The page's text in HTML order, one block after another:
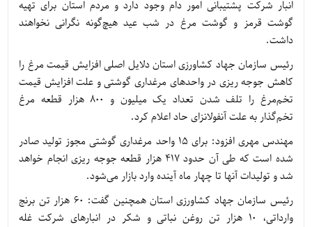
انبار شرکت پشتیبانی امور دام وجود دارد و مردم استان برای تهیه
گوشت قرمز و گوشت مرغ در شب عید هیچ‌گونه نگرانی نخواهند
داشت.
رئیس سازمان جهاد کشاورزی استان دلایل اصلی افزایش قیمت مرغ را
کاهش جوجه ریزی در واحدهای مرغداری گوشتی و علت افزایش قیمت
تخم‌مرغ را تلف شدن تعداد یک میلیون و 800 هزار قطعه مرغ
تخم‌گذار به علت آنفولانزای حاد اعلام کرد.
مهندس مهری افزود: برای ۱۵ واحد مرغداری گوشتی مجوز تولید صادر
شده است که طی آن حدود ۴۱۷ هزار قطعه جوجه ریزی انجام خواهد
شد و تولیدات آنها تا چهار ماه آینده وارد بازار می‌شود.
رئیس سازمان جهاد کشاورزی استان همچنین گفت: ۶۰ هزار تن برنج
وارداتی، ۱۰ هزار تن روغن نباتی و شکر در انبارهای شرکت غله